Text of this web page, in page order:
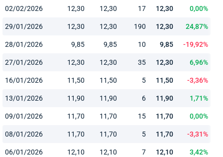
02/02/2026 12,30 12,30 17 12,30 0,00%
29/01/2026 12,30 12,30 190 12,30 24,87%
28/01/2026 9,85 9,85 10 9,85 -19,92%
27/01/2026 12,30 12,30 35 12,30 6,96%
16/01/2026 11,50 11,50 5 11,50 -3,36%
13/01/2026 11,90 11,90 6 11,90 1,71%
09/01/2026 11,70 11,70 15 11,70 0,00%
08/01/2026 11,70 11,70 5 11,70 -3,31%
06/01/2026 12,10 12,10 7 12,10 3,42%